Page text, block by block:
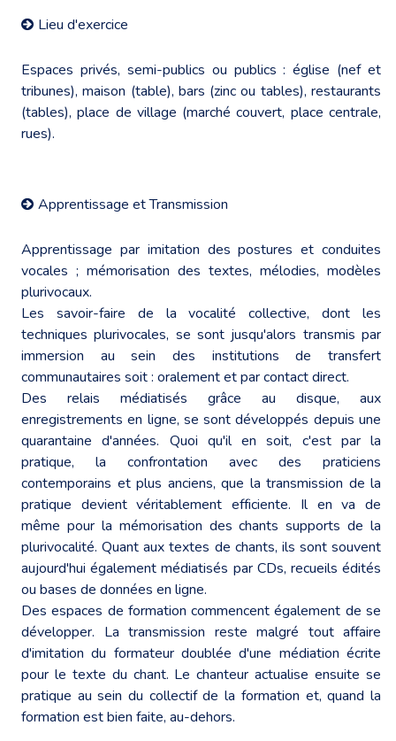
Lieu d'exercice
Espaces privés, semi-publics ou publics : église (nef et
tribunes), maison (table), bars (zinc ou tables), restaurants
(tables), place de village (marché couvert, place centrale,
rues).
Apprentissage et Transmission
Apprentissage par imitation des postures et conduites
vocales ; mémorisation des textes, mélodies, modèles
plurivocaux.
Les savoir-faire de la vocalité collective, dont les
techniques plurivocales, se sont jusqu'alors transmis par
immersion au sein des institutions de transfert
communautaires soit : oralement et par contact direct.
Des relais médiatisés grâce au disque, aux
enregistrements en ligne, se sont développés depuis une
quarantaine d'années. Quoi qu'il en soit, c'est par la
pratique, la confrontation avec des praticiens
contemporains et plus anciens, que la transmission de la
pratique devient véritablement efficiente. Il en va de
même pour la mémorisation des chants supports de la
plurivocalité. Quant aux textes de chants, ils sont souvent
aujourd'hui également médiatisés par CDs, recueils édités
ou bases de données en ligne.
Des espaces de formation commencent également de se
développer. La transmission reste malgré tout affaire
d'imitation du formateur doublée d'une médiation écrite
pour le texte du chant. Le chanteur actualise ensuite se
pratique au sein du collectif de la formation et, quand la
formation est bien faite, au-dehors.